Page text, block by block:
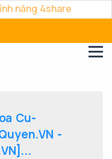
năng 4share
Cu-
-